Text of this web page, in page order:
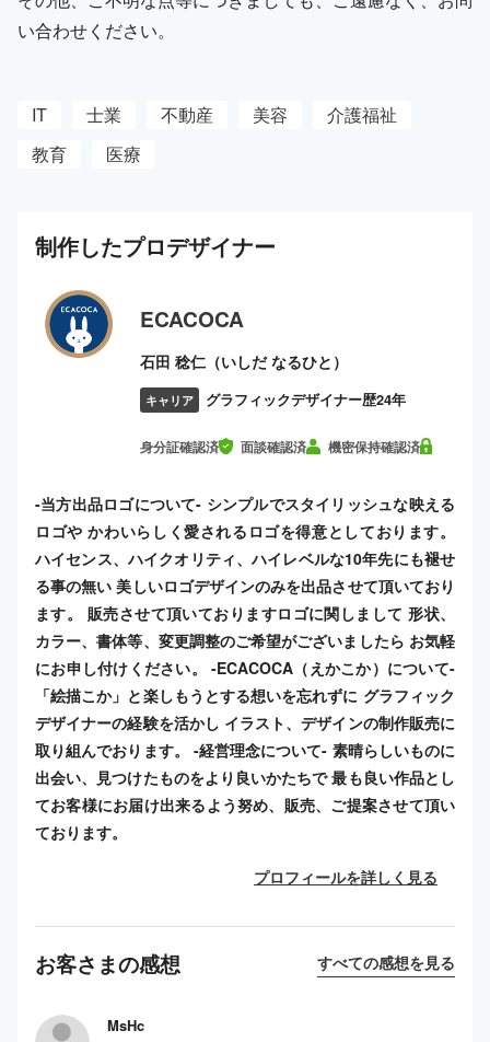
い合わせください。
IT 士業 不動産 美容
介護福祉
教育
医療
制作したプロデザイナー
ECACOCA
石田 稔仁（いしだ なるひと）
キャリア グラフィックデザイナー歴24年
身分証確認済 面談確認済 機密保持確認済
-当方出品ロゴについて- シンプルでスタイリッシュな映える
ロゴや かわいらしく愛されるロゴを得意としております。
ハイセンス、ハイクオリティ、ハイレベルな10年先にも褪せ
る事の無い 美しいロゴデザインのみを出品させて頂いており
ます。 販売させて頂いておりますロゴに関しまして 形状、
カラー、書体等、変更調整のご希望がございましたら お気軽
にお申し付けください。 -ECACOCA（えかこか）について-
「絵描こか」と楽しもうとする想いを忘れずに グラフィック
デザイナーの経験を活かし イラスト、デザインの制作販売に
取り組んでおります。 -経営理念について- 素晴らしいものに
出会い、見つけたものをより良いかたちで 最も良い作品とし
てお客様にお届け出来るよう努め、販売、ご提案させて頂い
ております。
プロフィールを詳しく見る
お客さまの感想 すべての感想を見る
MsHc